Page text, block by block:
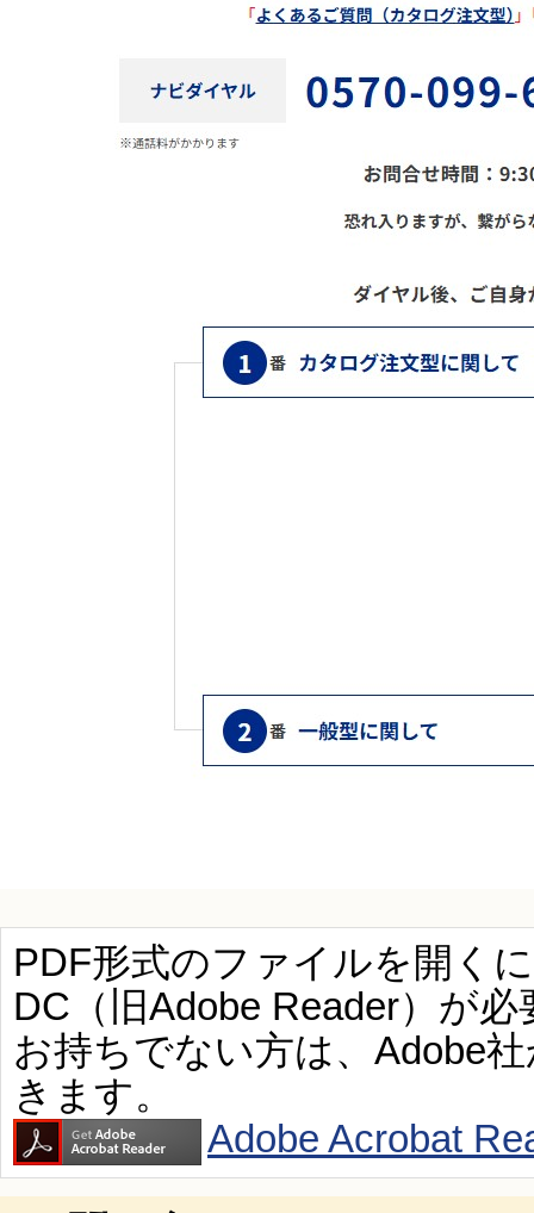
PDF形式のファイルを開く
DC（旧Adobe Reader）が必
お持ちでない方は、Adobe
きます。
Adobe Acrobat